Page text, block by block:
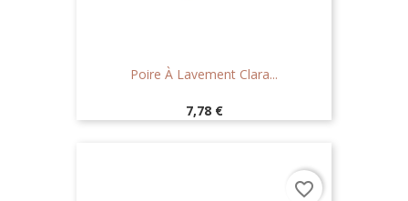
Poire À Lavement Clara...
Prix
7,78 €
favorite_border